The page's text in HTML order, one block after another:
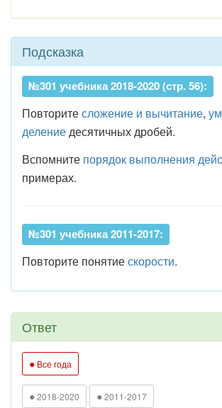
Подсказка
№301 учебника 2018-2020 (стр. 56):
Повторитесложение и вычитание,
делениедесятичных дробей.
Вспомните порядок выполнения
примерах.
№301 учебника 2011-2017:
Повторите понятиескорости.
Ответ
● Все года
● 2018-2020 ● 2011-2017